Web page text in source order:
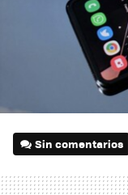
Sin comentarios